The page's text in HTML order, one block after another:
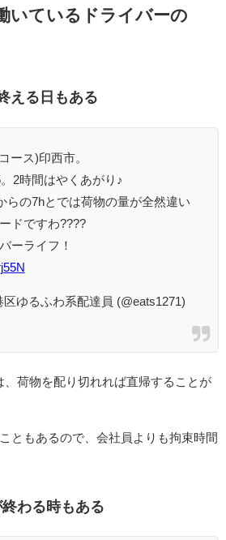
いているドライバーの
える日もある
ース)印西市。
2時間はやくあがり♪
らの7hとでは荷物の量が全然違い
ドですわ????
ーライフ！
ゆるふわ系配達員 (@eats1271)
、荷物を配り切れれば直帰することが
ともあるので、会社員よりも拘束時間
わる時もある